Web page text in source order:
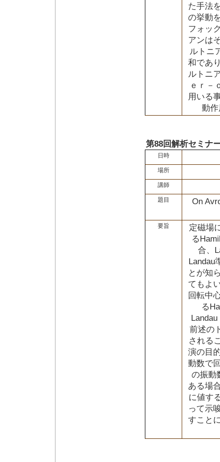
た手法
の挙動
フォッ
アンは
ルトニ
和であ
ルトニ
ｅｒ－
用いる
動
第88回解析セミナ
日時
場所
講師
題目 On
要旨
定磁場
る
合、
Landau
とが知
てもよ
回転中
る
前述の
される
演の目
動数で
の振動
ある場
に値す
って示
すこと